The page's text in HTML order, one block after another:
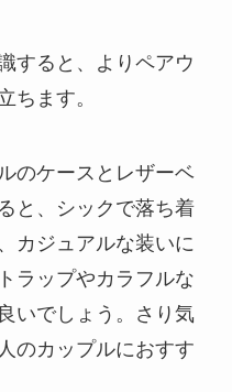
すると、よりペアウ
ちます。
のケースとレザーベ
と、シックで落ち着
カジュアルな装いに
ラップやカラフルな
いでしょう。さり気
のカップルにおすす